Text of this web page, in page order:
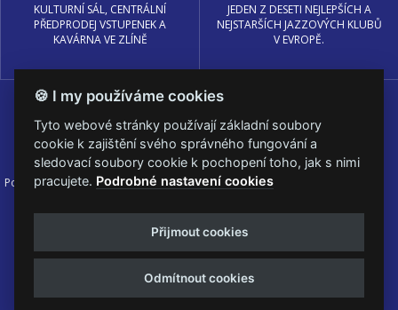
KULTURNÍ SÁL, CENTRÁLNÍ
PŘEDPRODEJ VSTUPENEK A
KAVÁRNA VE ZLÍNĚ
JEDEN Z DESETI NEJLEPŠÍCH A
NEJSTARŠÍCH JAZZOVÝCH KLUBŮ
V EVROPĚ.
Podmínky užití 🍪 Změnit nastavení cookies.
© PRAGOKONCERT BOHEMIA, a.s.
Web s
k metalu vytvořila creatia.tech s.r.o. a
Viktor Eyermann
🍪 I my používáme cookies
Tyto webové stránky používají základní soubory
cookie k zajištění svého správného fungování a
sledovací soubory cookie k pochopení toho, jak s nimi
pracujete. Podrobné nastavení cookies
Přijmout cookies
Odmítnout cookies